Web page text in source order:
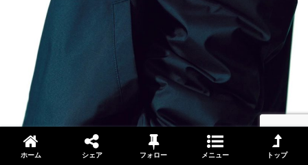
ホーム シェア フォロー メニュー トップ